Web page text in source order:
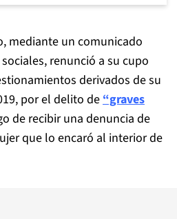
mediante un comunicado
renunció a su cupo
derivados de su
por el delito de“graves
de recibir una denuncia de
que lo encaró al interior de